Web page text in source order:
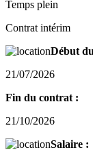
Temps plein
Contrat intérim
Début
21/07/2026
Fin du contrat :
21/10/2026
Salaire :